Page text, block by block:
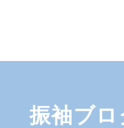
振袖ブロ